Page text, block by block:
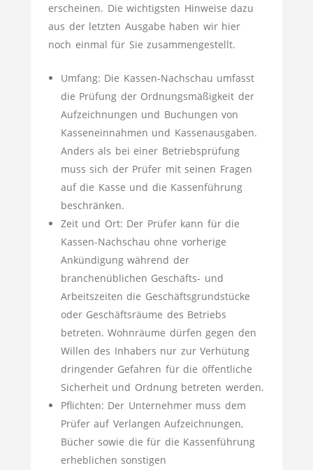
erscheinen. Die wichtigsten Hinweise dazu
aus der letzten Ausgabe haben wir hier
noch einmal für Sie zusammengestellt.
Umfang: Die Kassen-Nachschau umfasst
die Prüfung der Ordnungsmäßigkeit der
Aufzeichnungen und Buchungen von
Kasseneinnahmen und Kassenausgaben.
Anders als bei einer Betriebsprüfung
muss sich der Prüfer mit seinen Fragen
auf die Kasse und die Kassenführung
beschränken.
Zeit und Ort: Der Prüfer kann für die
Kassen-Nachschau ohne vorherige
Ankündigung während der
branchenüblichen Geschäfts- und
Arbeitszeiten die Geschäftsgrundstücke
oder Geschäftsräume des Betriebs
betreten. Wohnräume dürfen gegen den
Willen des Inhabers nur zur Verhütung
dringender Gefahren für die öffentliche
Sicherheit und Ordnung betreten werden.
Pflichten: Der Unternehmer muss dem
Prüfer auf Verlangen Aufzeichnungen,
Bücher sowie die für die Kassenführung
erheblichen sonstigen